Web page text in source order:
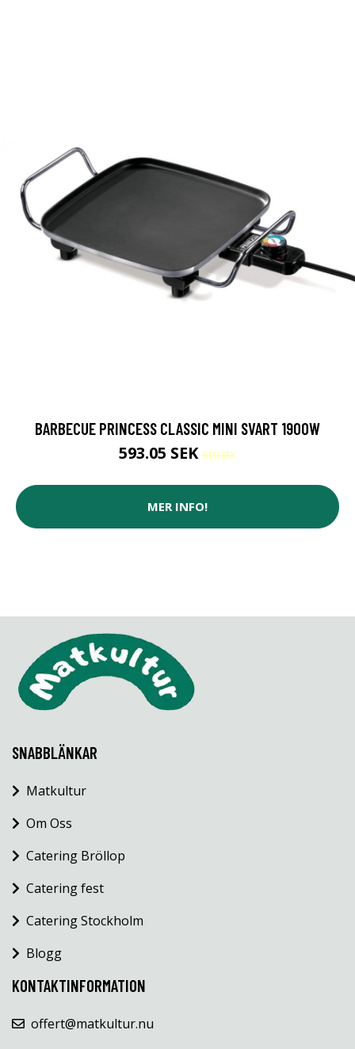
BARBECUE PRINCESS CLASSIC MINI SVART 1900W
593.05 SEK 619 SEK
MER INFO!
SNABBLÄNKAR
Matkultur
Om Oss
Catering Bröllop
Catering fest
Catering Stockholm
Blogg
KONTAKTINFORMATION
offert@matkultur.nu